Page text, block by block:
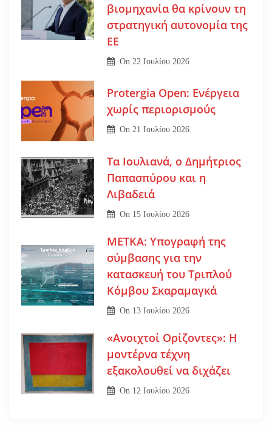
βιομηχανία θα κρίνουν τη
στρατηγική αυτονομία της
ΕΕ
On 22 Ιουλίου 2026
Protergia Open: Ενέργεια
χωρίς περιορισμούς
On21 Ιουλίου 2026
Τα Ιουλιανά, ο Δημήτριος
Παπασπύρου και η
Λιβαδειά
On 15 Ιουλίου 2026
ΜΕΤΚΑ: Υπογραφή της
σύμβασης για την
κατασκευή του Τριπλού
Κόμβου Σκαραμαγκά
On 13 Ιουλίου 2026
«Ανοιχτοί Ορίζοντες»: Η
μοντέρνα τέχνη
εξακολουθεί να διχάζει
On 12 Ιουλίου 2026